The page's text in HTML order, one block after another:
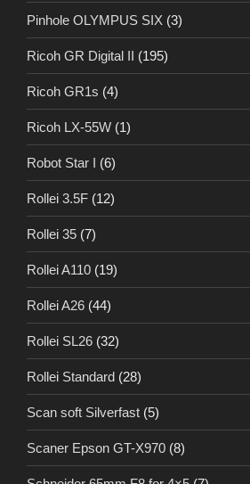
Pinhole OLYMPUS SIX (3)
Ricoh GR Digital II (195)
Ricoh GR1s (4)
Ricoh LX-55W (1)
Robot Star I (6)
Rollei 3.5F (12)
Rollei 35 (7)
Rollei A110 (19)
Rollei A26 (44)
Rollei SL26 (32)
Rollei Standard (28)
Scan soft Silverfast (5)
Scaner Epson GT-X970 (8)